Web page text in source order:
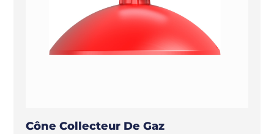
Cône Collecteur De Gaz